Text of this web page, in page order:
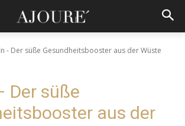
- Der süße Gesundheitsbooster aus der Wüste
Der süße
aus der